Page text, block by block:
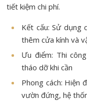
tiết kiệm chi phí.
Kết cấu: Sử dụng
thêm cửa kính và
Ưu điểm: Thi
tháo dỡ khi cần
Phong cách: Hiện
vườn đứng, hệ